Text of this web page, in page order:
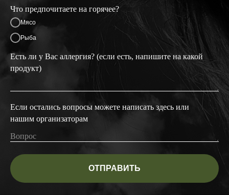
Что предпочитаете на горячее?
Мясо
Рыба
Есть ли у Вас аллергия? (если есть, напишите на какой
продукт)
Если остались вопросы можете написать здесь или
нашим организаторам
ОТПРАВИТЬ